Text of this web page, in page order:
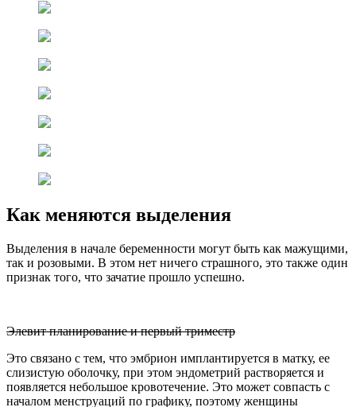
Как меняются выделения
Выделения в начале беременности могут быть как мажущими,
так и розовыми. В этом нет ничего страшного, это также один
признак того, что зачатие прошло успешно.
Элевит планирование и первый триместр
Это связано с тем, что эмбрион имплантируется в матку, ее
слизистую оболочку, при этом эндометрий растворяется и
появляется небольшое кровотечение. Это может совпасть с
началом менструаций по графику, поэтому женщины